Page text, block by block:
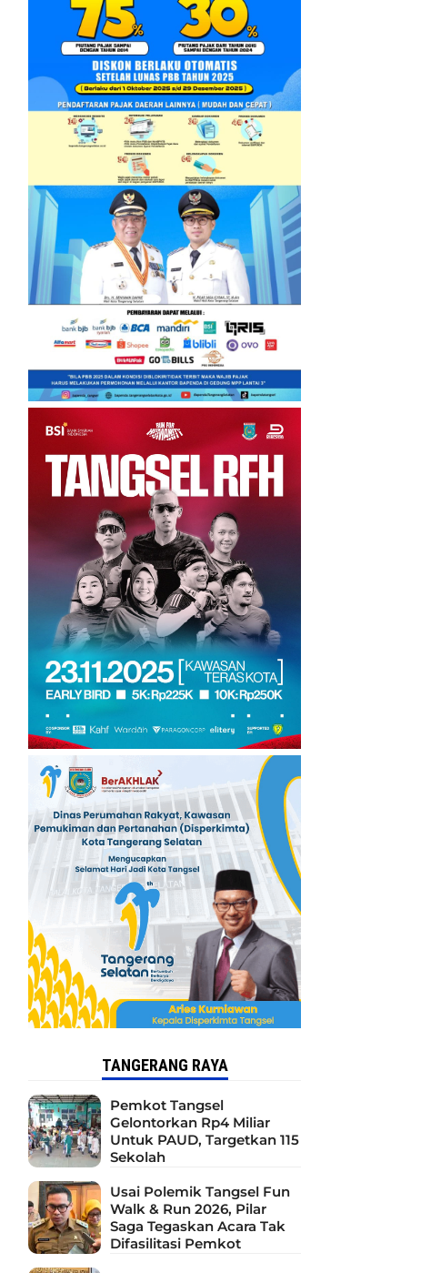
TANGERANG RAYA
Pemkot Tangsel
Gelontorkan Rp4 Miliar
Untuk PAUD, Targetkan 115
Sekolah
Usai Polemik Tangsel Fun
Walk & Run 2026, Pilar
Saga Tegaskan Acara Tak
Difasilitasi Pemkot